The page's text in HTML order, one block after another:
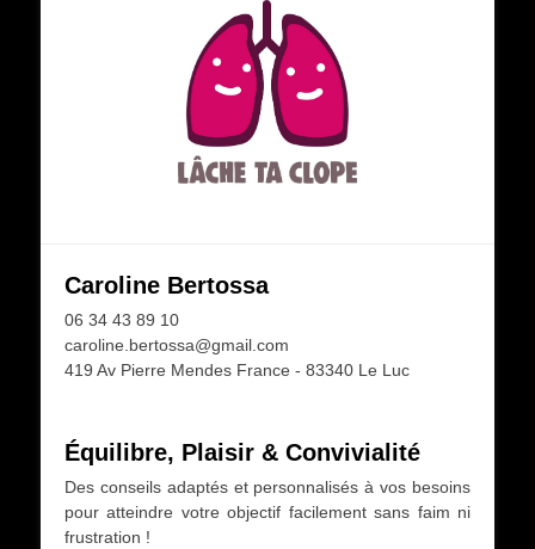
Caroline Bertossa
06 34 43 89 10
caroline.bertossa@gmail.com
419 Av Pierre Mendes France - 83340 Le Luc
Équilibre, Plaisir & Convivialité
Des conseils adaptés et personnalisés à vos besoins
pour atteindre votre objectif facilement sans faim ni
frustration !